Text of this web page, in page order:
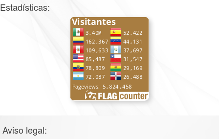
Estadísticas:
Aviso legal: